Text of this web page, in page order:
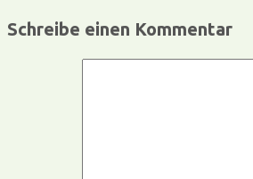
Schreibe einen Kommentar